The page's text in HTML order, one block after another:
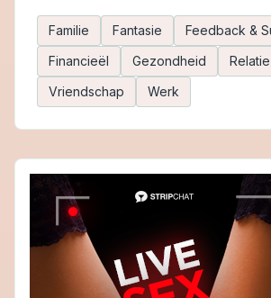
Familie Fantasie
Feedback &
Financieël
Gezondheid
Relatie
Vriendschap
Werk